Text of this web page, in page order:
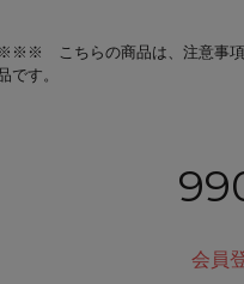
こちらの商品は、注意事項
です。
会員